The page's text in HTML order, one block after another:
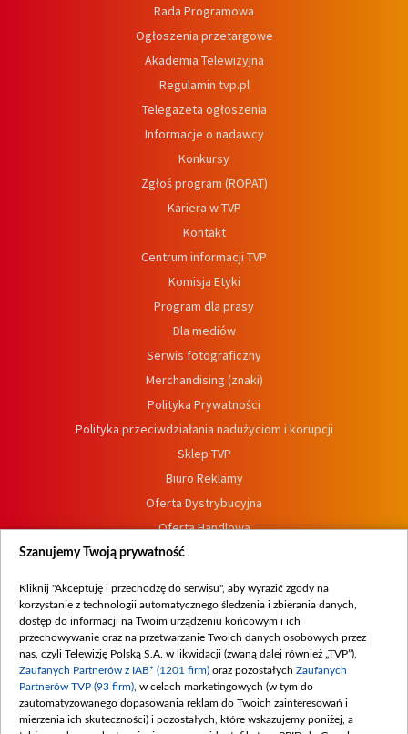
Rada Programowa
Ogłoszenia przetargowe
Akademia Telewizyjna
Regulamin tvp.pl
Telegazeta ogłoszenia
Informacje o nadawcy
Konkursy
Zgłoś program (ROPAT)
Kariera w TVP
Kontakt
Centrum informacji TVP
Komisja Etyki
Program dla prasy
Dla mediów
Serwis fotograficzny
Merchandising (znaki)
Polityka Prywatności
Polityka przeciwdziałania nadużyciom i korupcji
Sklep TVP
Biuro Reklamy
Oferta Dystrybucyjna
Oferta Handlowa
Dostępność
Procedura zgłoszeń wewnętrznych
Szanujemy Twoją prywatność
Kliknij "Akceptuję i przechodzę do serwisu", aby wyrazić zgody na
korzystanie z technologii automatycznego śledzenia i zbierania danych,
dostęp do informacji na Twoim urządzeniu końcowym i ich
przechowywanie oraz na przetwarzanie Twoich danych osobowych przez
nas, czyli Telewizję Polską S.A. w likwidacji (zwaną dalej również „TVP”),
Zaufanych Partnerów z IAB* (1201 firm) oraz pozostałych Zaufanych
Partnerów TVP (93 firm) , w celach marketingowych (w tym do
zautomatyzowanego dopasowania reklam do Twoich zainteresowań i
mierzenia ich skuteczności) i pozostałych, które wskazujemy poniżej, a